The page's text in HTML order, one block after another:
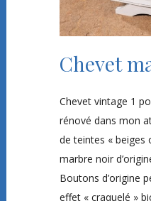
Chevet
Chevet vintage 1
rénové dans mon
de teintes « beiges
marbre noir
Boutons d’origine
effet « craquelé »